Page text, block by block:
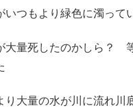
つもより緑色に濁って
大量死したのかしら？
大量の水が川に流れ